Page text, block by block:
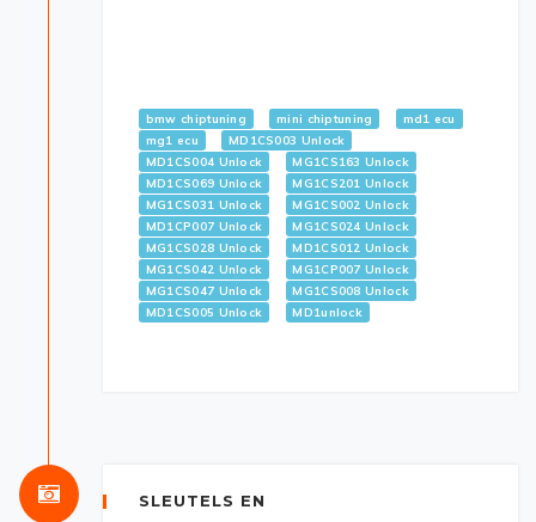
bmw chiptuning mini chiptuning
md1 ecu
mg1 ecu
MD1CS003 Unlock
MD1CS004 Unlock
MG1CS163 Unlock
MD1CS069 Unlock
MG1CS201 Unlock
MG1CS031 Unlock
MG1CS002 Unlock
MD1CP007 Unlock
MG1CS024 Unlock
MG1CS028 Unlock
MD1CS012 Unlock
MG1CS042 Unlock
MG1CP007 Unlock
MG1CS047 Unlock
MG1CS008 Unlock
MD1CS005 Unlock
MD1unlock
SLEUTELS EN